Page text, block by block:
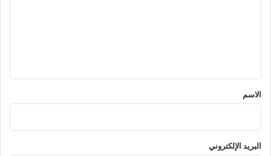
*
الاسم
البريد الإلكتروني